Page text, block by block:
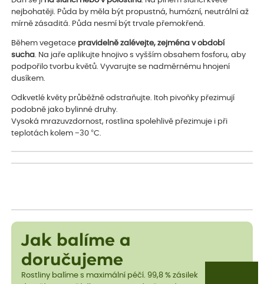
nejbohatěji. Půda by měla být propustná, humózní, neutrální až
mírně zásaditá. Půda nesmí být trvale přemokřená.
Během vegetace pravidelně zalévejte, zejména v období
sucha. Na jaře aplikujte hnojivo s vyšším obsahem fosforu, aby
podpořilo tvorbu květů. Vyvarujte se nadměrnému hnojení
dusíkem.
Odkvetlé květy průběžně odstraňujte. Itoh pivoňky přezimují
podobně jako bylinné druhy.
Vysoká mrazuvzdornost, rostlina spolehlivě přezimuje i při
teplotách kolem −30 °C.
Jak balíme a
doručujeme
Rostliny balíme s maximální péčí. 99,8 % zásilek